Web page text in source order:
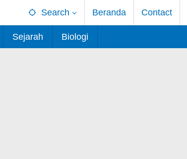
Search Beranda Contact
Sejarah Biologi